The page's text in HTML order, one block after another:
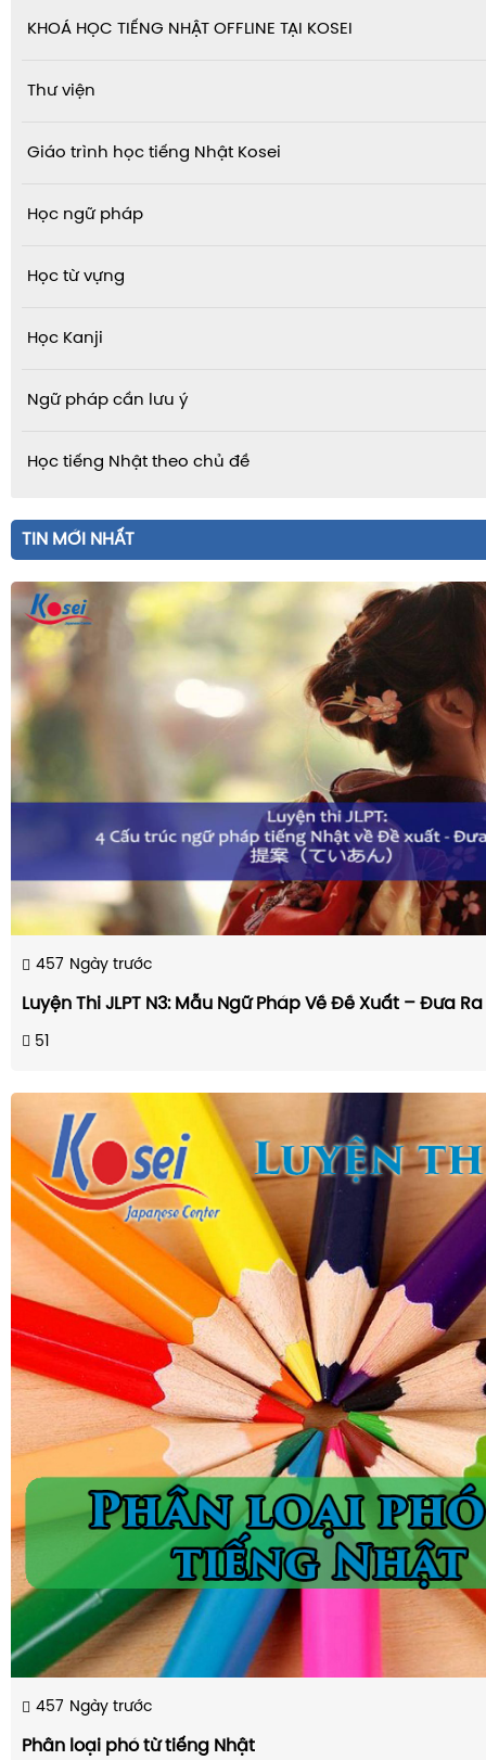
KHOÁ HỌC TIẾNG NHẬT OFFLINE TẠI KOSEI
Thư viện
Giáo trình học tiếng Nhật Kosei
Học ngữ pháp
Học từ vựng
Học Kanji
Ngữ pháp cần lưu ý
Học tiếng Nhật theo chủ đề
TIN MỚI NHẤT
457 Ngày trước
Luyện Thi JLPT N3: Mẫu Ngữ Pháp Về Đề Xuất – Đưa Ra
51
457 Ngày trước
Phân loại phó từ tiếng Nhật